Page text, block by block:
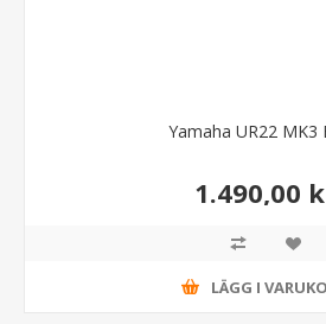
Yamaha UR22 MK3
1.490,00
LÄGG I